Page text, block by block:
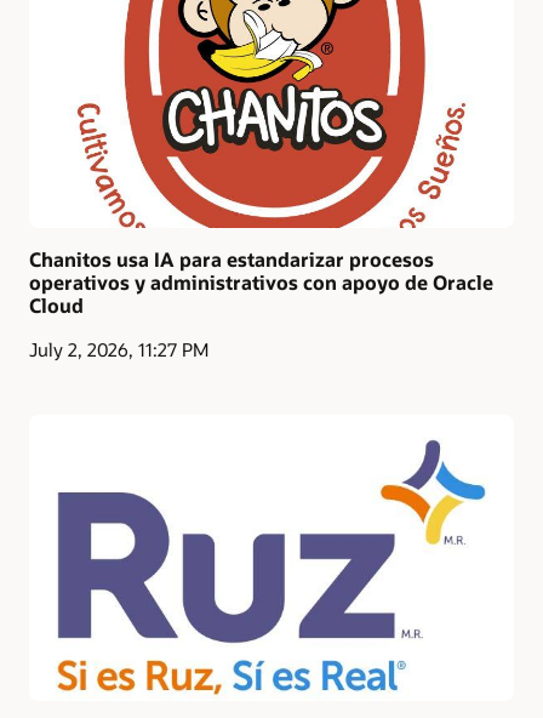
Chanitos usa IA para estandarizar procesos
operativos y administrativos con apoyo de Oracle
Cloud
July 2, 2026, 11:27 PM